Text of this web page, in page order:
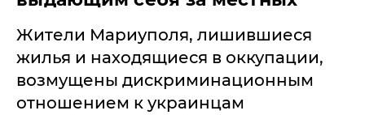
Жители Мариуполя, лишившиеся
жилья и находящиеся в оккупации,
возмущены дискриминационным
отношением к украинцам